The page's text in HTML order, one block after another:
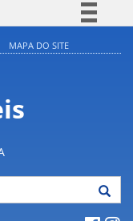
à informação
MAPA DO SITE